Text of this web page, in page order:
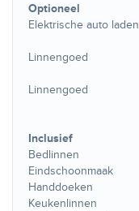
Optioneel
Elektrische auto laden
Linnengoed
Linnengoed
Inclusief
Bedlinnen
Eindschoonmaak
Handdoeken
Keukenlinnen